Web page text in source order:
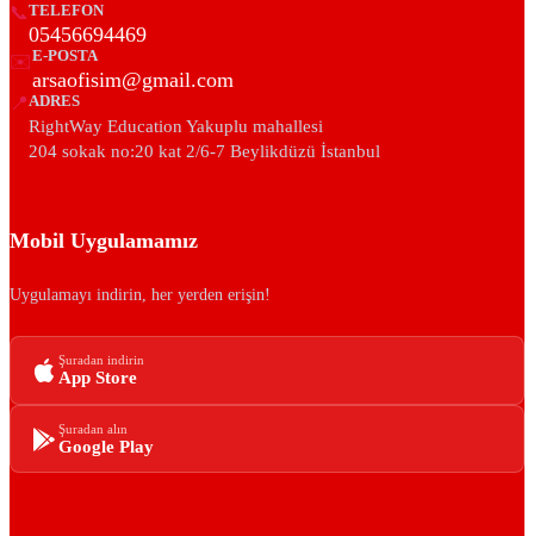
📞TELEFON
05456694469
✉️E-POSTA
arsaofisim@gmail.com
📍ADRES
RightWay Education Yakuplu mahallesi
204 sokak no:20 kat 2/6-7 Beylikdüzü İstanbul
Mobil Uygulamamız
Uygulamayı indirin, her yerden erişin!
Şuradan indirin
App Store
Şuradan alın
Google Play